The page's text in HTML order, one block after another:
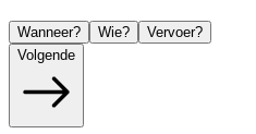
Wanneer? Wie?
Vervoer?
Volgende